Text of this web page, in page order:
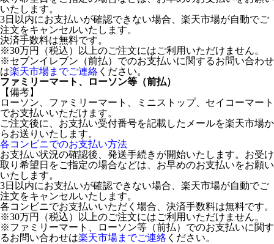
いたします。
3日以内にお支払いが確認できない場合、楽天市場が自動でご
注文をキャンセルいたします。
決済手数料は無料です。
※30万円（税込）以上のご注文にはご利用いただけません。
※セブンイレブン（前払）でのお支払いに関するお問い合わせ
は楽天市場までご連絡 ください。
ファミリーマート、ローソン等（前払）
【備考】
ローソン、ファミリーマート、ミニストップ、セイコーマート
でお支払いいただけます。
ご注文後に、お支払い受付番号を記載したメールを楽天市場か
らお送りいたします。
各コンビニでのお支払い方法
お支払い状況の確認後、発送手続きが開始いたします。お受け
取り希望日をご指定の場合などは、お早めのお支払いをお願い
いたします。
3日以内にお支払いが確認できない場合、楽天市場が自動でご
注文をキャンセルいたします。
各コンビニでお支払いいただく場合、決済手数料は無料です。
※30万円（税込）以上のご注文にはご利用いただけません。
※ファミリーマート、ローソン等（前払）でのお支払いに関す
るお問い合わせは楽天市場までご連絡 ください。